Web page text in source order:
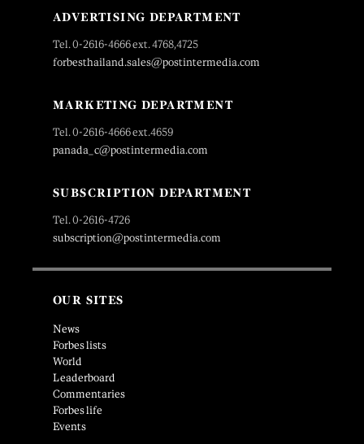
ADVERTISING DEPARTMENT
Tel. 0-2616-4666 ext. 4768,4725
forbesthailand.sales@postintermedia.com
MARKETING DEPARTMENT
Tel. 0-2616-4666 ext.4659
panada_c@postintermedia.com
SUBSCRIPTION DEPARTMENT
Tel. 0-2616-4726
subscription@postintermedia.com
OUR SITES
News
Forbes lists
World
Leaderboard
Commentaries
Forbes life
Events